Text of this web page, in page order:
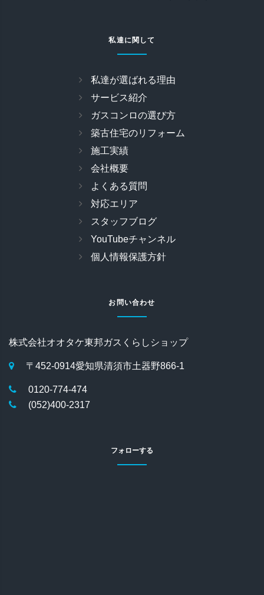
私達に関して
私達が選ばれる理由
サービス紹介
ガスコンロの選び方
築古住宅のリフォーム
施工実績
会社概要
よくある質問
対応エリア
スタッフブログ
YouTubeチャンネル
個人情報保護方針
お問い合わせ
株式会社オオタケ東邦ガスくらしショップ
〒452-0914愛知県清須市土器野866-1
0120-774-474
(052)400-2317
フォローする